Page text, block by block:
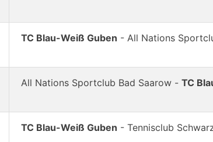
TC Blau-Weiß Guben - All Nations
All Nations Sportclub Bad Saarow - TC
TC Blau-Weiß Guben - Tennisclub